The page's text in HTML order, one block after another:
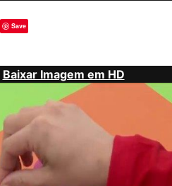
Save
Baixar Imagem em HD